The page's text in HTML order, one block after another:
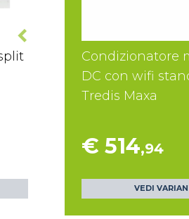
Condizionatore
DC con wifi
Tredis Maxa
€ 514,94
VEDI